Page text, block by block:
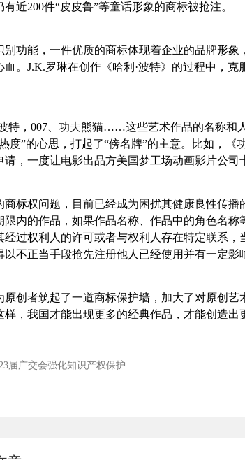
近200件“皮皮鲁”等童话形象的商标被抢注。
别功能，一件优质的商标体现着企业的品牌形
血。J.K.罗琳在创作《哈利·波特》的过程中，
特，007、功夫熊猫……这些艺术作品的名称和
度”的心思，打起了“傍名牌”的主意。比如，
请，一度让电影出品方美国梦工场动画影片公司
商标权问题，目前已经成为困扰其健康良性传
限内的作品，如果作品名称、作品中的角色名
经过权利人的许可或者与权利人存在特定联系
以不正当手段抢先注册他人已经使用并有一定影
原创者筑起了一道商标保护墙，加大了对原创
样，我国才能出现更多的经典作品，才能创造
届广交会强化知识产权保护